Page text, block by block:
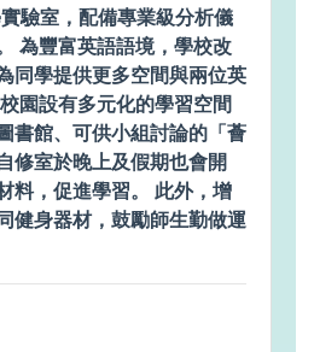
驗室，配備專業級分析儀
為豐富英語語境，學校改
同學提供更多空間與兩位英
園設有多元化的學習空間
書館、可供小組討論的「薈
修室於晚上及假期也會開
料，促進學習。 此外，增
健身器材，鼓勵師生勤做運